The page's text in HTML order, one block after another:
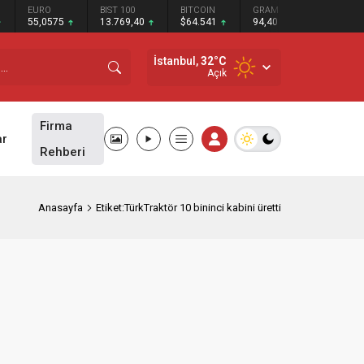
EURO
55,0575
BIST 100
13.769,40
BITCOIN
$64.541
GRAM GÜMÜŞ
94,40
İstanbul,32°C
Açık
Firma
Rehberi
Anasayfa Etiket:TürkTraktör 10 bininci kabini üretti